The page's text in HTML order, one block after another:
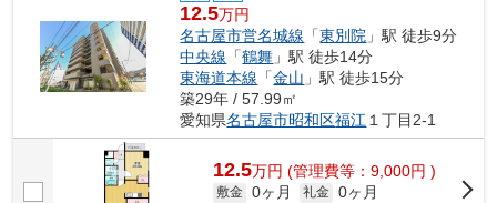
12.5万円
名古屋市営名城線 「東別院 」駅 徒歩9分
中央線 「鶴舞 」駅 徒歩14分
東海道本線 「金山 」駅 徒歩15分
築29年 / 57.99㎡
愛知県名古屋市昭和区福江 １丁目2-1
12.5万円 (管理費等：9,000円 )
敷金 0ヶ月 礼金 0ヶ月